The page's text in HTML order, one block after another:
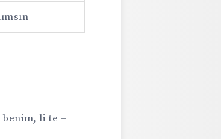
li te =